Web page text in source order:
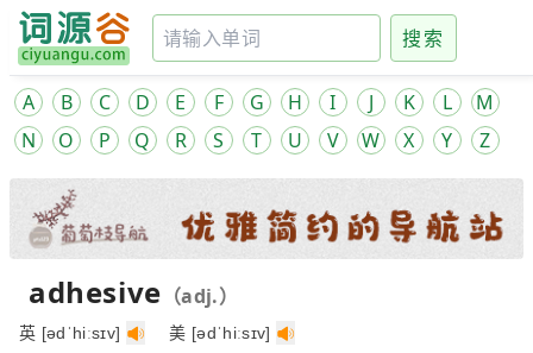
搜索
A B C D E F G H I J K L
M
N
O P Q R S T U V W X Y Z
adhesive （adj.）
英 [ədˈhiːsɪv] 美 [ədˈhiːsɪv]